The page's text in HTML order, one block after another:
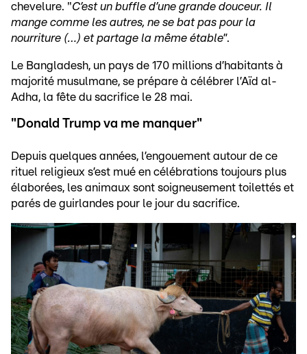
chevelure. "C’est un buffle d’une grande douceur. Il
mange comme les autres, ne se bat pas pour la
nourriture (…) et partage la même étable”.
Le Bangladesh, un pays de 170 millions d’habitants à
majorité musulmane, se prépare à célébrer l’Aïd al-
Adha, la fête du sacrifice le 28 mai.
"Donald Trump va me manquer"
Depuis quelques années, l’engouement autour de ce
rituel religieux s’est mué en célébrations toujours plus
élaborées, les animaux sont soigneusement toilettés et
parés de guirlandes pour le jour du sacrifice.